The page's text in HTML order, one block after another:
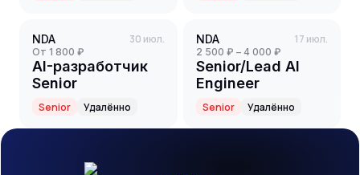
NDA 30 июл.
от 1 800 ₽
AI-разработчик
Senior
Senior Удалённо
NDA 17 июл.
2 500 ₽ – 4 000 ₽
Senior/Lead AI
Engineer
Senior Удалённо